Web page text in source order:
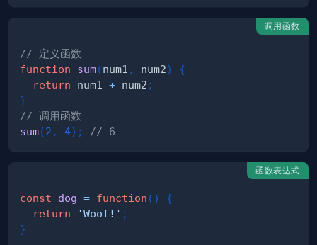
调用函数
// 定义函数
function
sum(num1 , num2)
{
return num1 + num2 ;
}
// 调用函数
sum(2 , 4) ; // 6
函数表达式
const dog = function ( )
{
return
'Woof!' ;
}